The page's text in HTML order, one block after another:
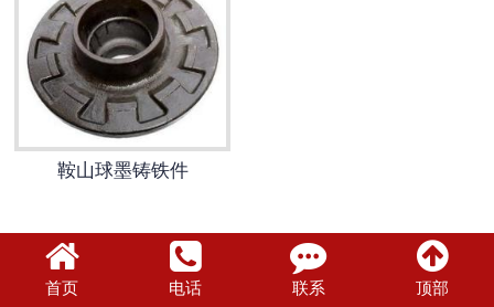
鞍山球墨铸铁件
首页 电话 联系 顶部